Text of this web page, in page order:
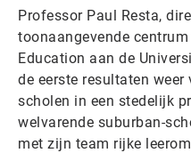
Professor Paul Resta,
toonaangevende
Education aan de
de eerste resultaten weer
scholen in een stedelijk
welvarende suburban-
met zijn team rijke